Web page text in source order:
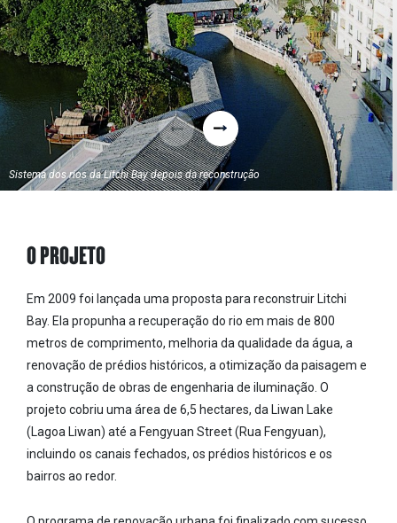
Sistema dos rios da Litchi Bay depois da reconstrução
O PROJETO
Em 2009 foi lançada uma proposta para reconstruir Litchi
Bay. Ela propunha a recuperação do rio em mais de 800
metros de comprimento, melhoria da qualidade da água, a
renovação de prédios históricos, a otimização da paisagem e
a construção de obras de engenharia de iluminação. O
projeto cobriu uma área de 6,5 hectares, da Liwan Lake
(Lagoa Liwan) até a Fengyuan Street (Rua Fengyuan),
incluindo os canais fechados, os prédios históricos e os
bairros ao redor.